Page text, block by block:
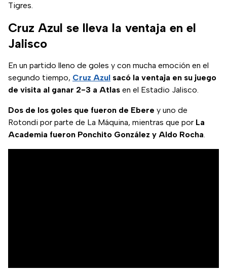
Tigres.
Cruz Azul se lleva la ventaja en el
Jalisco
En un partido lleno de goles y con mucha emoción en el
segundo tiempo, Cruz Azul sacó la ventaja en su juego
de visita al ganar 2-3 a Atlas en el Estadio Jalisco.
Dos de los goles que fueron de Ebere y uno de
Rotondi por parte de La Máquina, mientras que por La
Academia fueron Ponchito González y Aldo Rocha.